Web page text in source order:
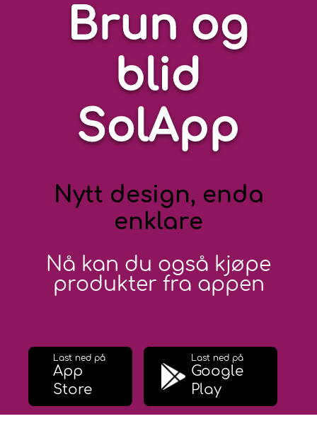
Brun og
blid
SolApp
Nytt design, enda
enklare
Nå kan du også kjøpe
produkter fra appen
Last ned på
App
Store
Last ned på
Google
Play